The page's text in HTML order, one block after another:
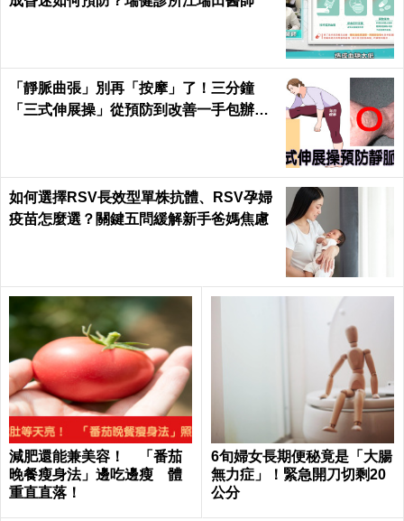
「靜脈曲張」別再「按摩」了！三分鐘
「三式伸展操」從預防到改善一手包辦｜
如何選擇RSV長效型單株抗體、RSV孕婦
疫苗怎麼選？關鍵五問緩解新手爸媽焦慮
減肥還能兼美容！ 「番茄
晚餐瘦身法」邊吃邊瘦 體
重直直落！
6旬婦女長期便秘竟是「大腸
無力症」！緊急開刀切剩20
公分